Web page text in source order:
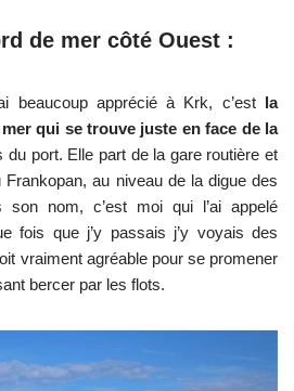
de mer côté Ouest :
beaucoup apprécié à Krk, c’est la
qui se trouve juste en face de la
du port. Elle part de la gare routière et
Frankopan, au niveau de la digue des
son nom, c’est moi qui l’ai appelé
fois que j’y passais j’y voyais des
vraiment agréable pour se promener
bercer par les flots.